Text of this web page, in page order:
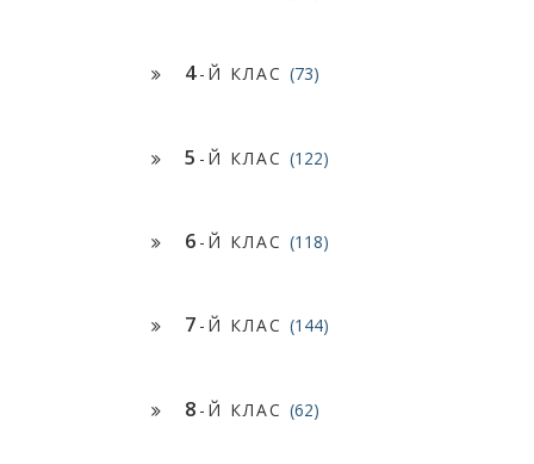
4-Й КЛАС (73)
5 -Й КЛАС (122)
6 -Й КЛАС (118)
7 -Й КЛАС (144)
8 -Й КЛАС (62)